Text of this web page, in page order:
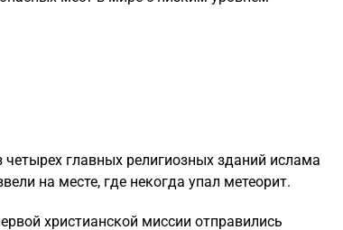
четырех главных религиозных зданий ислама
на месте, где некогда упал метеорит.
христианской миссии отправились